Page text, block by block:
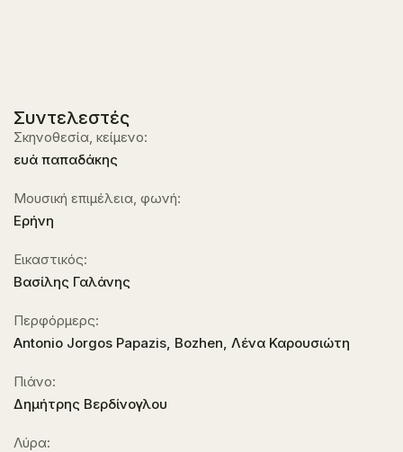
Συντελεστές
Σκηνοθεσία, κείμενο:
ευά παπαδάκης
Μουσική επιμέλεια, φωνή:
Ερήνη
Εικαστικός:
Βασίλης Γαλάνης
Περφόρμερς:
Antonio Jorgos Papazis, Bozhen, Λένα Καρουσιώτη
Πιάνο:
Δημήτρης Βερδίνογλου
Λύρα: